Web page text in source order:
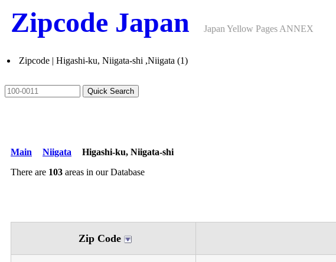
Zipcode Japan Japan Yellow Pages ANNEX
Zipcode | Higashi-ku, Niigata-shi ,Niigata (1)
Main Niigata
Higashi-ku, Niigata-shi
There are 103 areas in our Database
Zip Code